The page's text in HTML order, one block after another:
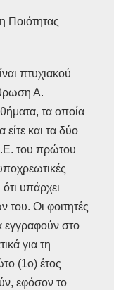
Ποιότητας
πτυχιακού
Α.
τα οποία
είτε και τα δύο
του πρώτου
υπάρχει
Οι φοιτητές
εγγραφούν στο
για τη
(1ο) έτος
εφόσον το